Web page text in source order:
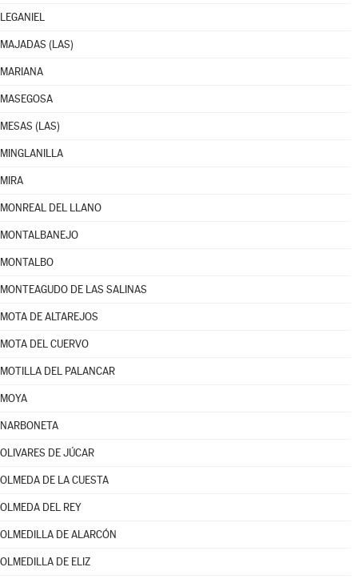
LEGANIEL
MAJADAS (LAS)
MARIANA
MASEGOSA
MESAS (LAS)
MINGLANILLA
MIRA
MONREAL DEL LLANO
MONTALBANEJO
MONTALBO
MONTEAGUDO DE LAS SALINAS
MOTA DE ALTAREJOS
MOTA DEL CUERVO
MOTILLA DEL PALANCAR
MOYA
NARBONETA
OLIVARES DE JÚCAR
OLMEDA DE LA CUESTA
OLMEDA DEL REY
OLMEDILLA DE ALARCÓN
OLMEDILLA DE ELIZ